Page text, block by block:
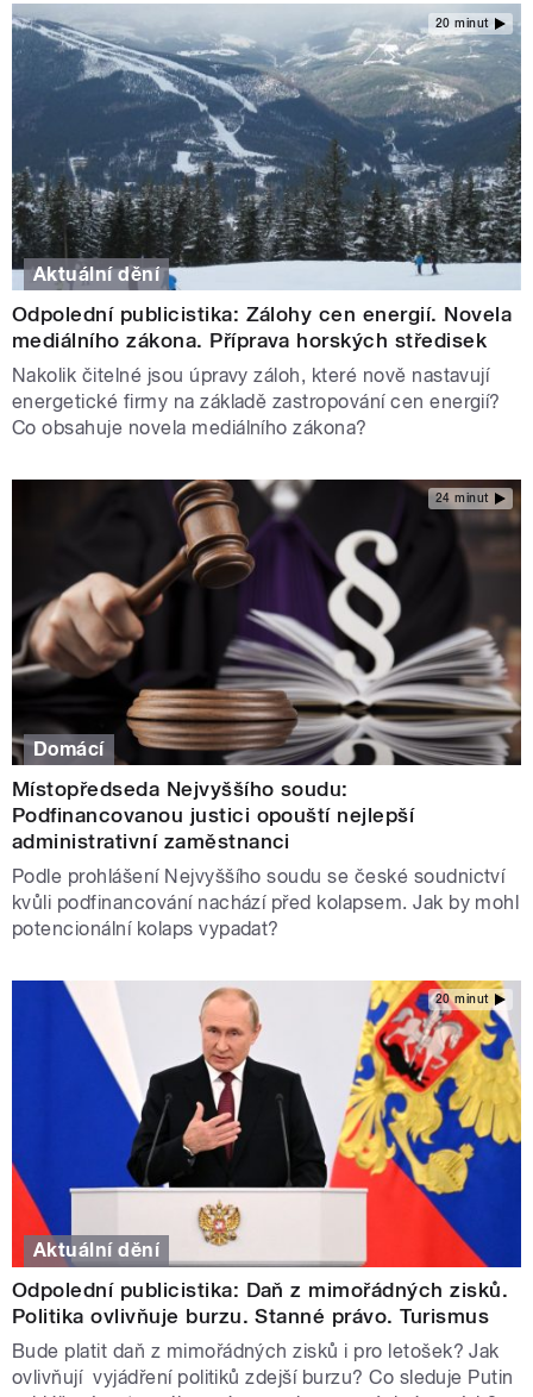
20 minut
Aktuální dění
Odpolední publicistika: Zálohy cen energií. Novela
mediálního zákona. Příprava horských středisek
Nakolik čitelné jsou úpravy záloh, které nově nastavují
energetické firmy na základě zastropování cen energií?
Co obsahuje novela mediálního zákona?
24 minut
Domácí
Místopředseda Nejvyššího soudu:
Podfinancovanou justici opouští nejlepší
administrativní zaměstnanci
Podle prohlášení Nejvyššího soudu se české soudnictví
kvůli podfinancování nachází před kolapsem. Jak by mohl
potencionální kolaps vypadat?
20 minut
Aktuální dění
Odpolední publicistika: Daň z mimořádných zisků.
Politika ovlivňuje burzu. Stanné právo. Turismus
Bude platit daň z mimořádných zisků i pro letošek? Jak
ovlivňují vyjádření politiků zdejší burzu? Co sleduje Putin